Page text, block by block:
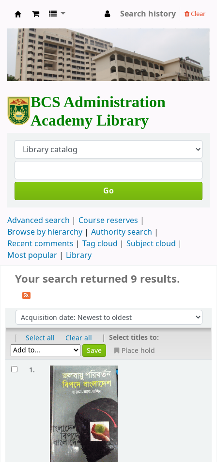
BCS Administration Academy Library
Search history Clear
BCS Administration
Academy Library
Go
Advanced search
Course reserves
Browse by hierarchy
Authority search
Recent comments
Tag cloud
Subject cloud
Most popular
Library
Your search returned 9 results.
| Select all Clear all | Select titles to:
Place hold
1.